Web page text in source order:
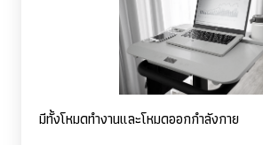
มีทั้งโหมดทำงานและโหมดออกกำลังกาย